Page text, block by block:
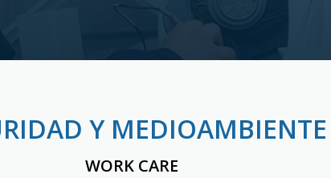
Y MEDIOAMBIENTE
WORK CARE